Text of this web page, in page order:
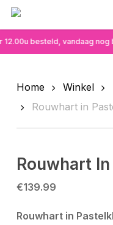
Skip
main
content
12.00u besteld, vandaag nog
Home Winkel
Rouwhart in
Rouwhart
€139.99
Rouwhart in